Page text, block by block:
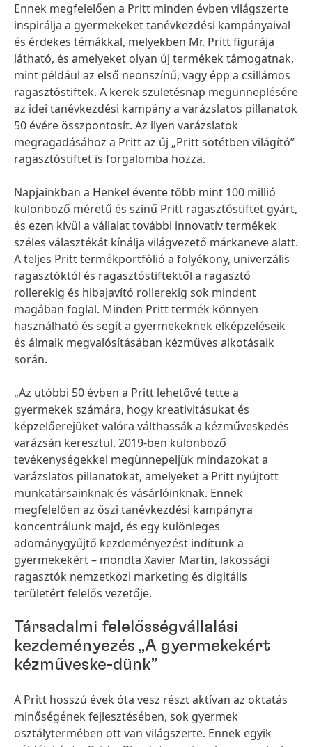
Ennek megfelelően a Pritt minden évben világszerte
inspirálja a gyermekeket tanévkezdési kampányaival
és érdekes témákkal, melyekben Mr. Pritt figurája
látható, és amelyeket olyan új termékek támogatnak,
mint például az első neonszínű, vagy épp a csillámos
ragasztóstiftek. A kerek születésnap megünneplésére
az idei tanévkezdési kampány a varázslatos pillanatok
50 évére összpontosít. Az ilyen varázslatok
megragadásához a Pritt az új „Pritt sötétben világító”
ragasztóstiftet is forgalomba hozza.
Napjainkban a Henkel évente több mint 100 millió
különböző méretű és színű Pritt ragasztóstiftet gyárt,
és ezen kívül a vállalat további innovatív termékek
széles választékát kínálja világvezető márkaneve alatt.
A teljes Pritt termékportfólió a folyékony, univerzális
ragasztóktól és ragasztóstiftektől a ragasztó
rollerekig és hibajavító rollerekig sok mindent
magában foglal. Minden Pritt termék könnyen
használható és segít a gyermekeknek elképzeléseik
és álmaik megvalósításában kézműves alkotásaik
során.
„Az utóbbi 50 évben a Pritt lehetővé tette a
gyermekek számára, hogy kreativitásukat és
képzelőerejüket valóra válthassák a kézműveskedés
varázsán keresztül. 2019-ben különböző
tevékenységekkel megünnepeljük mindazokat a
varázslatos pillanatokat, amelyeket a Pritt nyújtott
munkatársainknak és vásárlóinknak. Ennek
megfelelően az őszi tanévkezdési kampányra
koncentrálunk majd, és egy különleges
adománygyűjtő kezdeményezést indítunk a
gyermekekért – mondta Xavier Martin, lakossági
ragasztók nemzetközi marketing és digitális
területért felelős vezetője.
Társadalmi felelősségvállalási
kezdeményezés „A gyermekekért
kézműveske-dünk”
A Pritt hosszú évek óta vesz részt aktívan az oktatás
minőségének fejlesztésében, sok gyermek
osztálytermében ott van világszerte. Ennek egyik